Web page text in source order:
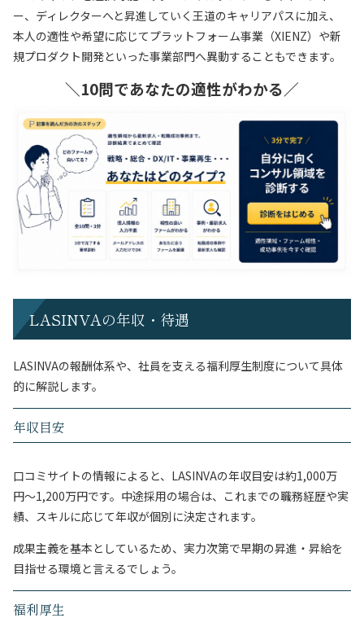
ー、ディレクターへと昇進していく王道のキャリアパスに加え、
本人の適性や希望に応じてプラットフォーム事業（XIENZ）や新
規プロダクト開発といった事業部門へ異動することもできます。
＼10問であなたの適性がわかる／
LASINVAの年収・待遇
LASINVAの報酬体系や、社員を支える福利厚生制度について具体
的に解説します。
年収目安
口コミサイトの情報によると、LASINVAの年収目安は約1,000万
円〜1,200万円です。中途採用の場合は、これまでの職務経歴や実
績、スキルに応じて年収が個別に決定されます。
成果主義を基本としているため、実力次第で早期の昇進・昇給を
目指せる環境と言えるでしょう。
福利厚生